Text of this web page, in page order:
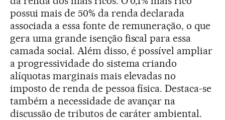
possui mais de 50% da renda declarada
associada a essa fonte de remuneração, o que
gera uma grande isenção fiscal para essa
camada social. Além disso, é possível ampliar
a progressividade do sistema criando
alíquotas marginais mais elevadas no
imposto de renda de pessoa física. Destaca-se
também a necessidade de avançar na
discussão de tributos de caráter ambiental.